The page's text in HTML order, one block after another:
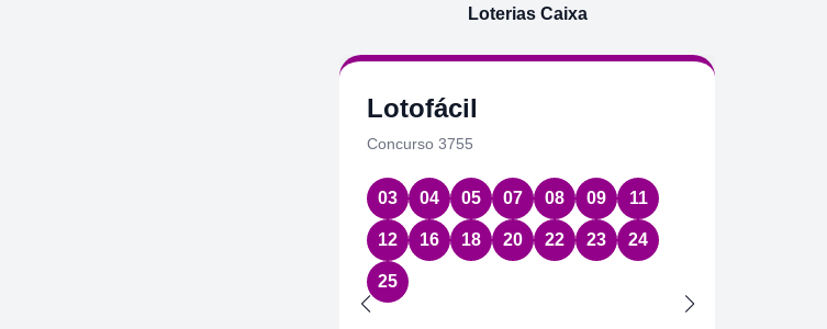
Loterias Caixa
Lotofácil
Concurso 3755
03 04 05 07 08 09 11
12 16 18 20 22 23 24
25